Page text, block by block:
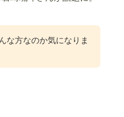
な方なのか気になりま